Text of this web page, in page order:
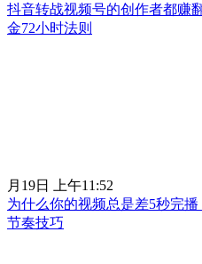
抖音转战视频号的创作者都赚
金72小时法则
月19日 上午11:52
为什么你的视频总是差5秒完
节奏技巧